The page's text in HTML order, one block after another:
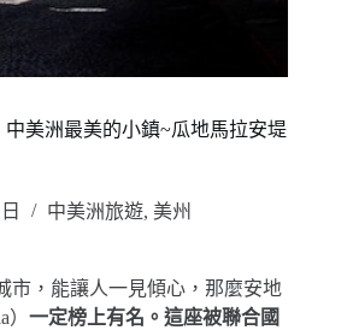
中美洲最美的小鎮~瓜地馬拉安堤
中美洲旅遊, 美州
市，能讓人一見傾心，那麼安地
一定榜上有名。這座被聯合國